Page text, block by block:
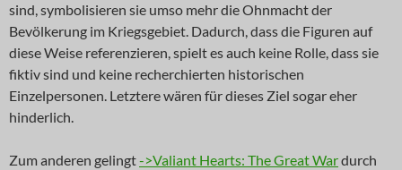
sind, symbolisieren sie umso mehr die Ohnmacht der
Bevölkerung im Kriegsgebiet. Dadurch, dass die Figuren auf
diese Weise referenzieren, spielt es auch keine Rolle, dass sie
fiktiv sind und keine recherchierten historischen
Einzelpersonen. Letztere wären für dieses Ziel sogar eher
hinderlich.
Zum anderen gelingt->Valiant Hearts: The Great Wardurch